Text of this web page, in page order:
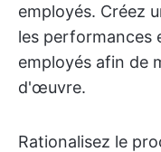
employés. Créez
les performances
employés afin de
d'œuvre.
Rationalisez le